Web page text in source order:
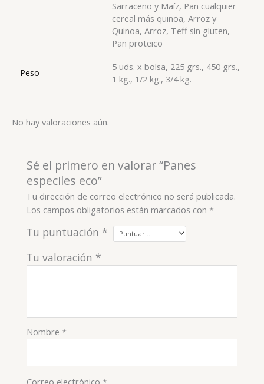
Sarraceno y Maíz, Pan cualquier
cereal más quinoa, Arroz y
Quinoa, Arroz, Teff sin gluten,
Pan proteico
Peso
5 uds. x bolsa, 225 grs., 450 grs.,
1 kg., 1/2 kg., 3/4 kg.
No hay valoraciones aún.
Sé el primero en valorar “Panes
especiles eco”
Tu dirección de correo electrónico no será publicada.
Los campos obligatorios están marcados con*
Tu puntuación *
Tu valoración *
Nombre*
Correo electrónico*